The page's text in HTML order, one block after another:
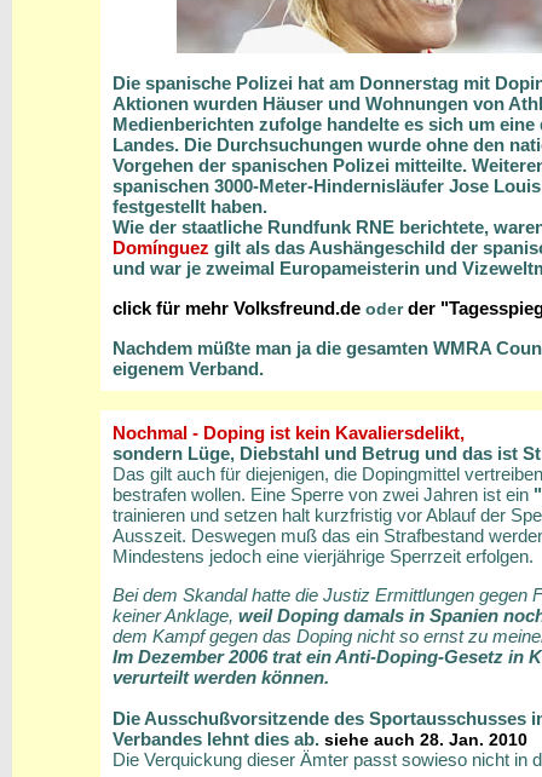
Die spanische Polizei hat am Donnerstag mit
Aktionen wurden Häuser und Wohnungen von
Medienberichten zufolge handelte es sich um
Landes. Die Durchsuchungen wurde ohne den
Vorgehen der spanischen Polizei mitteilte.
spanischen 3000-Meter-Hindernisläufer Jose
festgestellt haben.
Wie der staatliche Rundfunk RNE berichtete,
Domínguez gilt als das Aushängeschild der
und war je zweimal Europameisterin und
click für mehr Volksfreund.de oderder
Nachdem müßte man ja die gesamten WMRA
eigenem Verband.
Nochmal - Doping ist kein Kavaliersdelikt,
sondern Lüge, Diebstahl und Betrug und das ist
Das gilt auch für diejenigen, die Dopingmittel
bestrafen wollen. Eine Sperre von zwei Jahren ist ein
trainieren und setzen halt kurzfristig vor Ablauf der
Ausszeit. Deswegen muß das ein Strafbestand
Mindestens jedoch eine vierjährige Sperrzeit erfolgen.
Bei dem Skandal hatte die Justiz Ermittlungen gegen
keiner Anklage, weil Doping damals in Spanien
dem Kampf gegen das Doping nicht so ernst zu
Im Dezember 2006 trat ein Anti-Doping-Gesetz in
verurteilt werden können.
Die Ausschußvorsitzende des Sportausschusses
Verbandes lehnt dies ab. siehe auch 28. Jan. 2010
Die Verquickung dieser Ämter passt sowieso nicht in